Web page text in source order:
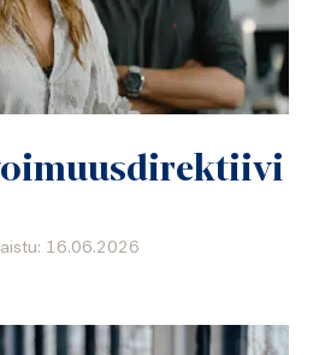
16.06.2026